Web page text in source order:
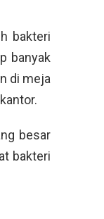
bakteri
banyak
di meja
besar
bakteri